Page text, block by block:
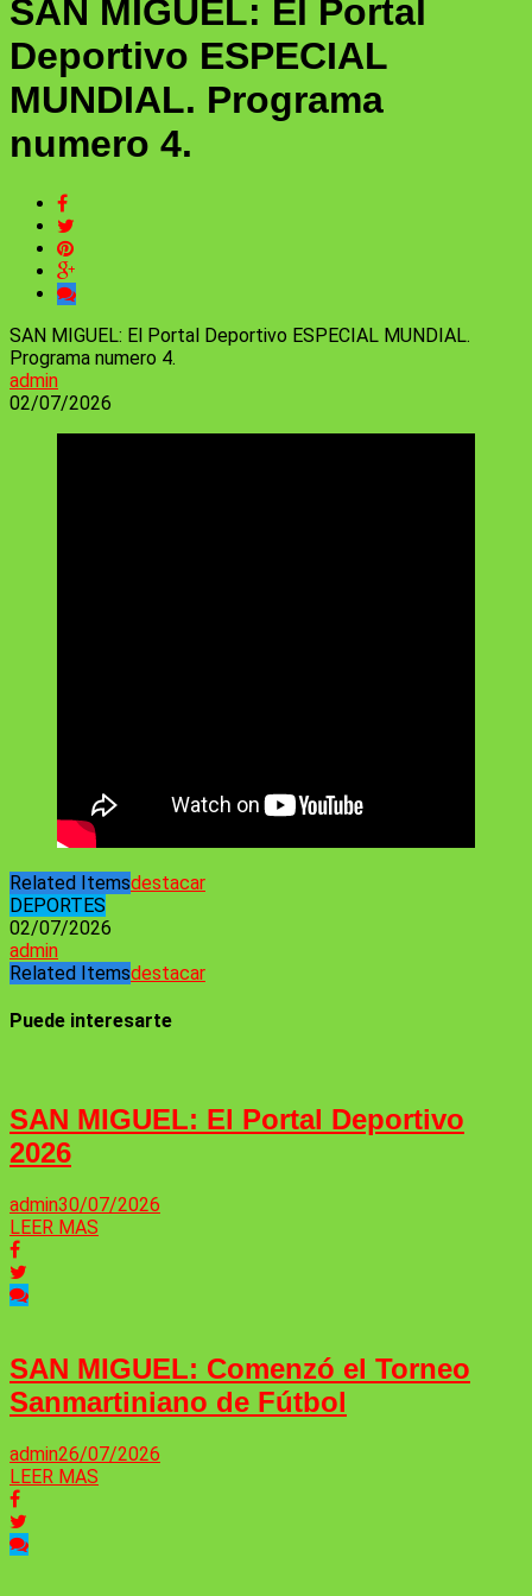
SAN MIGUEL: El Portal
Deportivo ESPECIAL
MUNDIAL. Programa
numero 4.
SAN MIGUEL: El Portal Deportivo ESPECIAL MUNDIAL.
Programa numero 4.
admin
02/07/2026
Related Itemsdestacar
DEPORTES
02/07/2026
admin
Related Itemsdestacar
Puede interesarte
SAN MIGUEL: El Portal Deportivo
2026
admin30/07/2026
LEER MAS
SAN MIGUEL: Comenzó el Torneo
Sanmartiniano de Fútbol
admin26/07/2026
LEER MAS